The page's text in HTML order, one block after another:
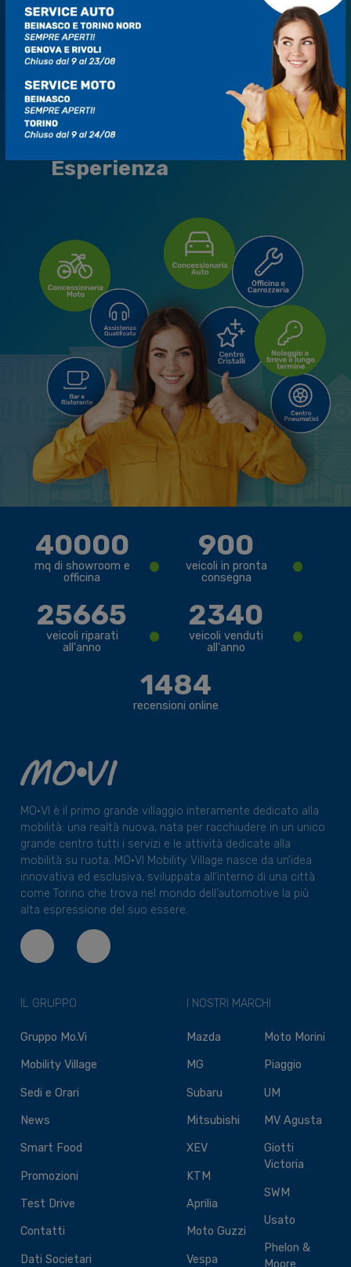
di creare ungrande centro commerciale
della mobilità, che offre ad automobilisti e
motociclisti un universo di
servizi di alta
qualitàall’interno di un’unica, grande
struttura.
Qualità
Cortesia
Esperienza
40000
mq di showroom e
officina
• 900
veicoli in pronta
consegna
•
25665
veicoli riparati
all'anno
• 2340
veicoli venduti
all'anno
•
1484
recensioni online
MO•VI è il primo grande villaggio interamente dedicato alla
mobilità: una realtà nuova, nata per racchiudere in un unico
grande centro tutti i servizi e le attività dedicate alla
mobilità su ruota. MO•VI Mobility Village nasce da un’idea
innovativa ed esclusiva, sviluppata all’interno di una città
come Torino che trova nel mondo dell’automotive la più
alta espressione del suo essere.
IL GRUPPO
Gruppo Mo.Vi
Mobility Village
Sedi e Orari
News
Smart Food
Promozioni
Test Drive
Contatti
Dati Societari
I NOSTRI MARCHI
Mazda
MG
Subaru
Mitsubishi
XEV
KTM
Aprilia
Moto Guzzi
Vespa
Moto Morini
Piaggio
UM
MV Agusta
Giotti
Victoria
SWM
Usato
Phelon &